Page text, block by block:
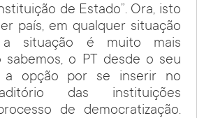
de Estado”. Ora, isto
país, em qualquer situação
a situação é muito mais
sabemos, o PT desde o seu
a opção por se inserir no
das instituições
de democratização.